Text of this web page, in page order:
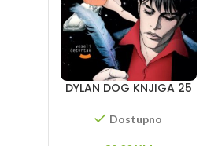
DYLAN DOG KNJIGA 25
pozdrav – Koljač
Dostupno